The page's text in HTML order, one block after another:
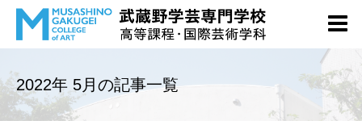
2022年 5月の記事一覧